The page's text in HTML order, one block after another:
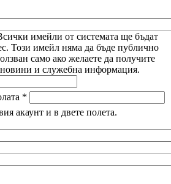
имейли от системата ще бъдат
Този имейл няма да бъде публично
само ако желаете да получите
и служебна информация.
*
акаунт и в двете полета.